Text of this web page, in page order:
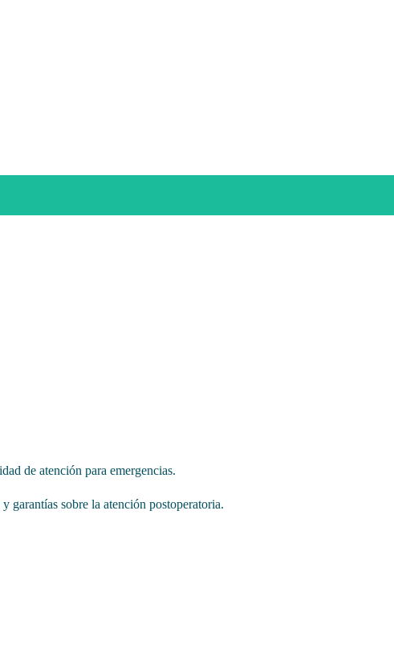
de atención para emergencias.
garantías sobre la atención postoperatoria.